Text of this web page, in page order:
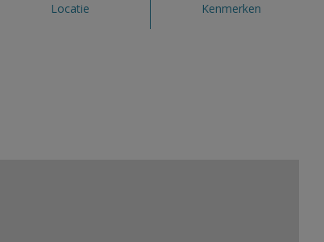
Locatie Kenmerken